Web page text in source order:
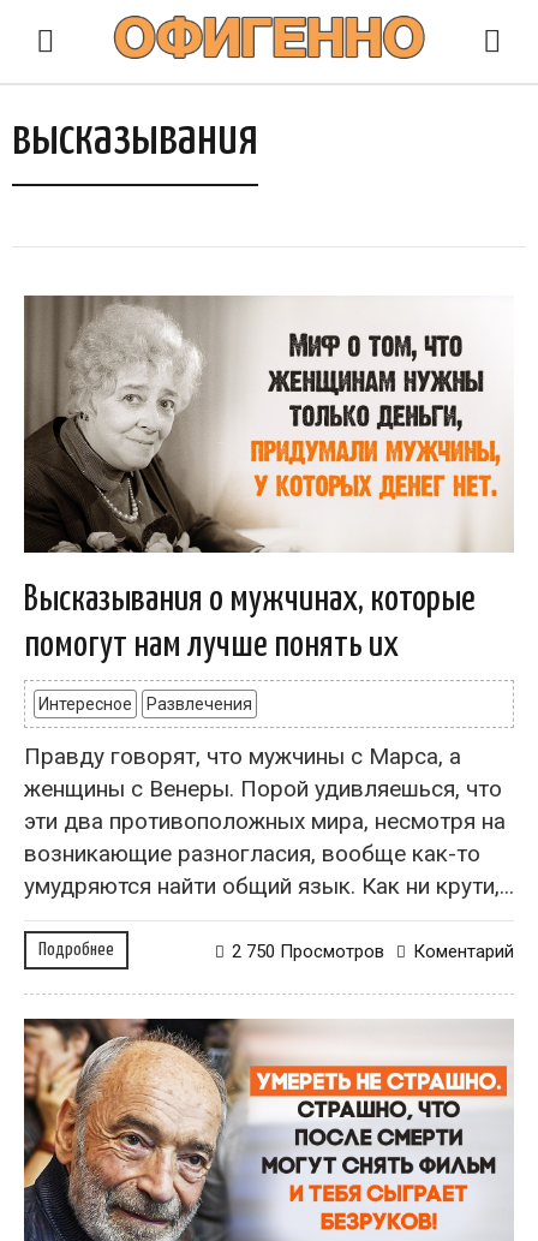
высказывания
Высказывания о мужчинах, которые
помогут нам лучше понять их
Интересное Развлечения
Правду говорят, что мужчины с Марса, а
женщины с Венеры. Порой удивляешься, что
эти два противоположных мира, несмотря на
возникающие разногласия, вообще как-то
умудряются найти общий язык. Как ни крути,...
Подробнее Коментарий
2 750 Просмотров